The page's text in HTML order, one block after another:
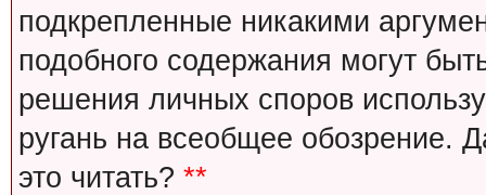
подкрепленные никакими
подобного содержания могут
решения личных споров
ругань на всеобщее обозрение.
это читать? **